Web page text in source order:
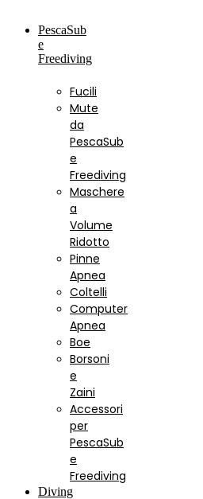
PescaSub
e
Freediving
Fucili
Mute
da
PescaSub
e
Freediving
Maschere
a
Volume
Ridotto
Pinne
Apnea
Coltelli
Computer
Apnea
Boe
Borsoni
e
Zaini
Accessori
per
PescaSub
e
Freediving
Diving